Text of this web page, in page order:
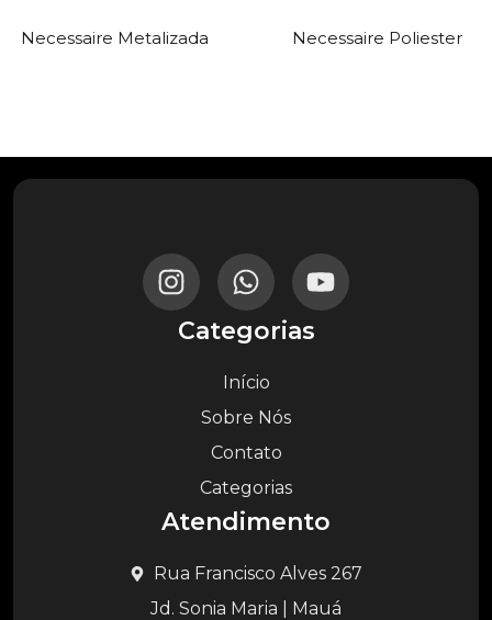
Necessaire Metalizada Necessaire Poliester
Categorias
Início
Sobre Nós
Contato
Categorias
Atendimento
Rua Francisco Alves 267
Jd. Sonia Maria | Mauá